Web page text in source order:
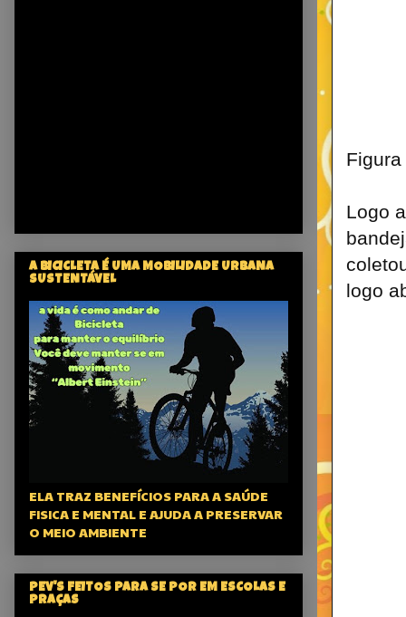
Logo
logo
A BICICLETA É UMA MOBILIDADE URBANA
SUSTENTÁVEL
ELA TRAZ BENEFÍCIOS PARA A SAÚDE
FISICA E MENTAL E AJUDA A PRESERVAR
O MEIO AMBIENTE
PEV'S FEITOS PARA SE POR EM ESCOLAS E
PRAÇAS